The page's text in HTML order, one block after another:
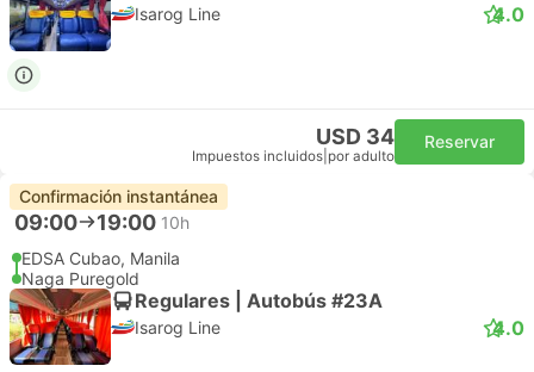
Isarog Line 4.0
USD 34
Impuestos incluidos por adulto
Reservar
Confirmación instantánea
09:00 19:00 10h
EDSA Cubao, Manila
Naga Puregold
Regulares | Autobús #23A
Isarog Line 4.0